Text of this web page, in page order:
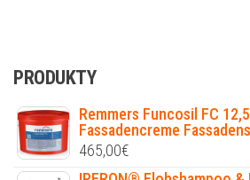
PRODUKTY
Remmers Funcosil FC
Fassadencreme
465,00€